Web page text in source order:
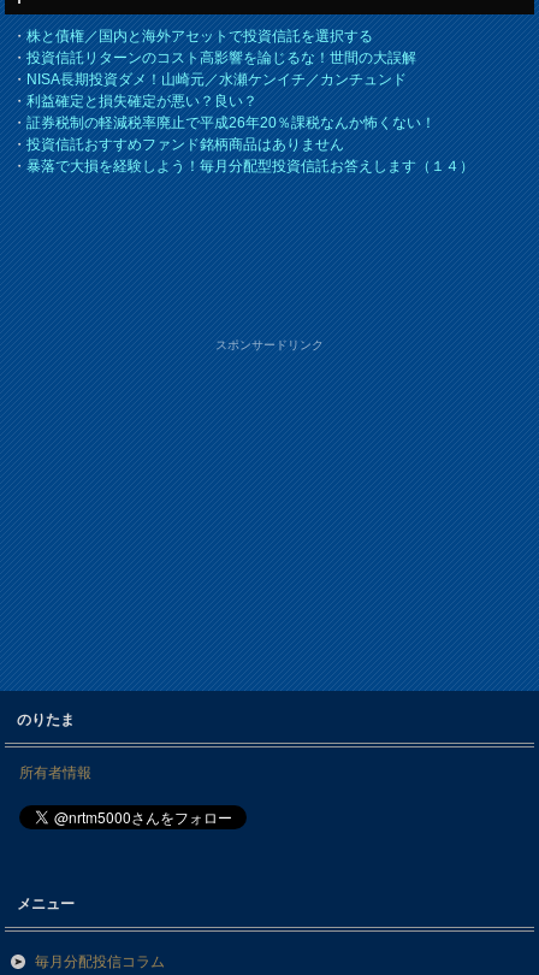
・株と債権／国内と海外アセットで投資信託を選択する
・投資信託リターンのコスト高影響を論じるな！世間の大誤解
・NISA長期投資ダメ！山崎元／水瀬ケンイチ／カンチュンド
・利益確定と損失確定が悪い？良い？
・証券税制の軽減税率廃止で平成26年20％課税なんか怖くない！
・投資信託おすすめファンド銘柄商品はありません
・暴落で大損を経験しよう！毎月分配型投資信託お答えします（１４）
スポンサードリンク
のりたま
所有者情報
メニュー
毎月分配投信コラム